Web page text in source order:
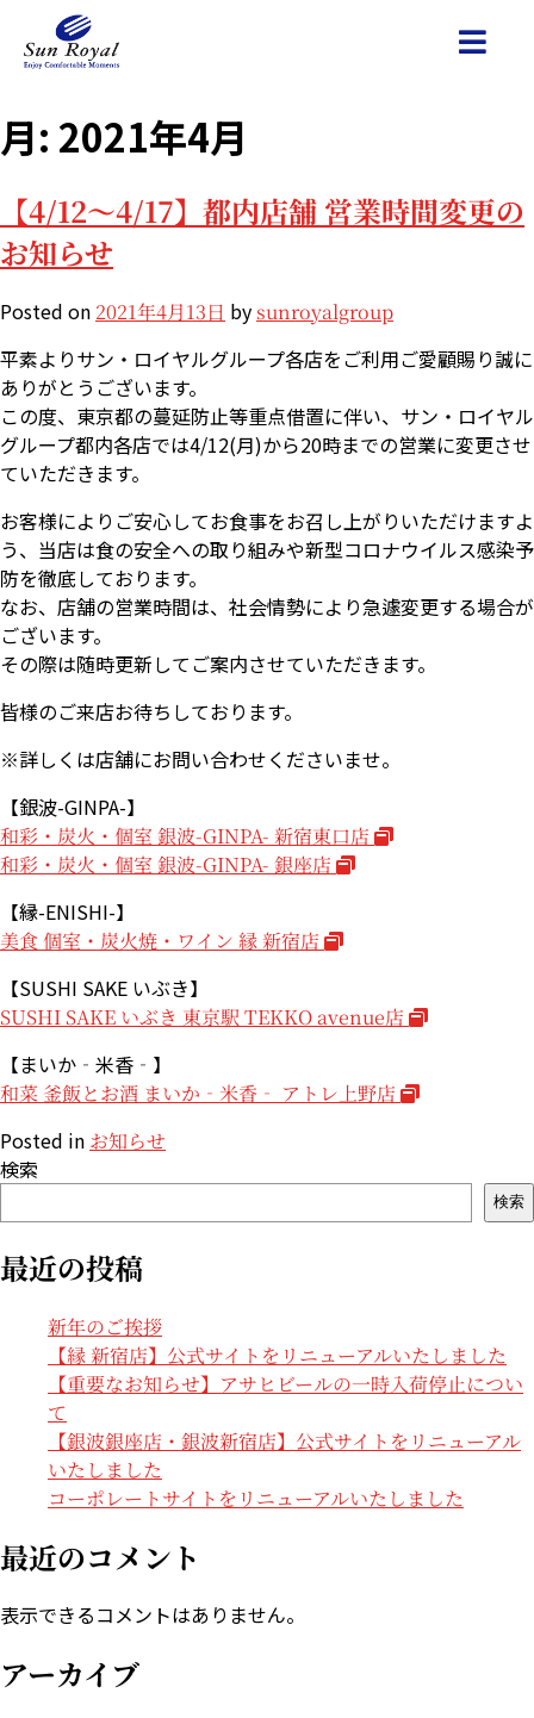
月: 2021年4月
【4/12～4/17】都内店舗 営業時間変更の
お知らせ
Posted on 2021年4月13日 bysunroyalgroup
平素よりサン・ロイヤルグループ各店をご利用ご愛顧賜り誠に
ありがとうございます。
この度、東京都の蔓延防止等重点借置に伴い、サン・ロイヤル
グループ都内各店では4/12(月)から20時までの営業に変更させ
ていただきます。
お客様によりご安心してお食事をお召し上がりいただけますよ
う、当店は食の安全への取り組みや新型コロナウイルス感染予
防を徹底しております。
なお、店舗の営業時間は、社会情勢により急遽変更する場合が
ございます。
その際は随時更新してご案内させていただきます。
皆様のご来店お待ちしております。
※詳しくは店舗にお問い合わせくださいませ。
【銀波-GINPA-】
和彩・炭火・個室 銀波-GINPA- 新宿東口店
和彩・炭火・個室 銀波-GINPA- 銀座店
【縁-ENISHI-】
美食 個室・炭火焼・ワイン 縁 新宿店
【SUSHI SAKE いぶき】
SUSHI SAKE いぶき 東京駅 TEKKO avenue店
【まいか‐米香‐】
和菜 釜飯とお酒 まいか‐米香‐ アトレ上野店
Posted in お知らせ
検索
検索
最近の投稿
新年のご挨拶
【縁 新宿店】公式サイトをリニューアルいたしました
【重要なお知らせ】アサヒビールの一時入荷停止につい
て
【銀波銀座店・銀波新宿店】公式サイトをリニューアル
いたしました
コーポレートサイトをリニューアルいたしました
最近のコメント
表示できるコメントはありません。
アーカイブ